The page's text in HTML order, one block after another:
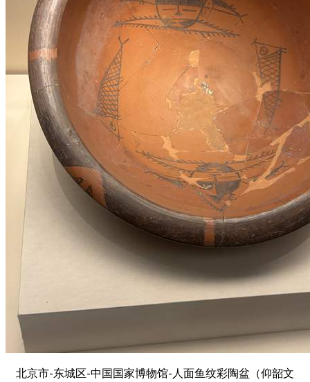
北京市-东城区-中国国家博物馆-人面鱼纹彩陶盆（仰韶文